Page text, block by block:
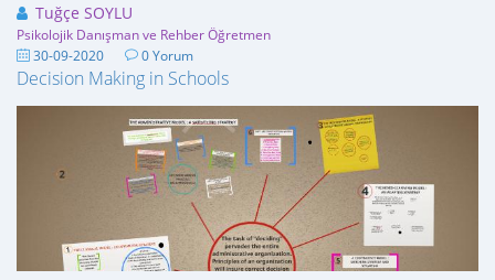
Tuğçe SOYLU
Psikolojik Danışman ve Rehber Öğretmen
30-09-2020 0 Yorum
Decision Making in Schools